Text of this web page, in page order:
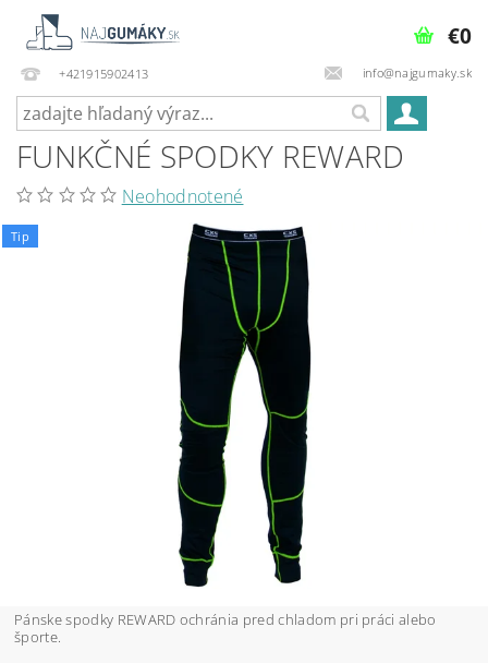
+421915902413 info@najgumaky.sk
€0
FUNKČNÉ SPODKY REWARD
Neohodnotené
Tip
Pánske spodky REWARD ochránia pred chladom pri práci alebo
športe.